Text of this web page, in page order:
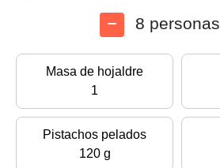
8 personas
Masa de hojaldre
1
Pistachos pelados
120 g